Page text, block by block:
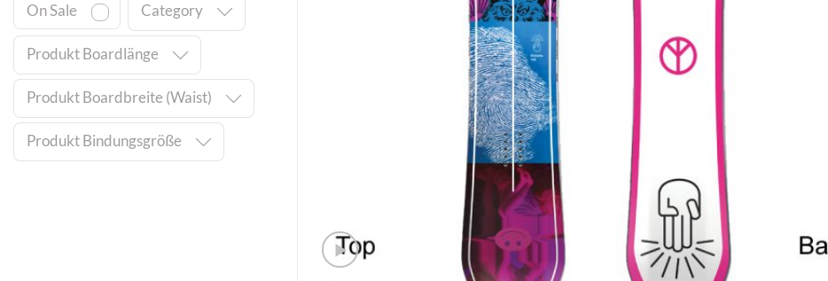
On Sale Category
Produkt Boardlänge
Produkt Boardbreite (Waist)
Produkt Bindungsgröße